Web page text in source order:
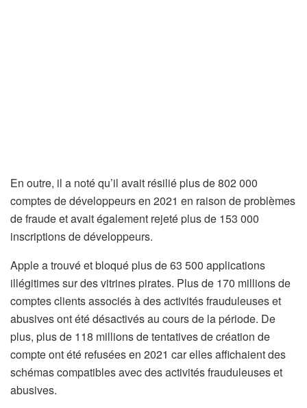
En outre, il a noté qu’il avait résilié plus de 802 000
comptes de développeurs en 2021 en raison de problèmes
de fraude et avait également rejeté plus de 153 000
inscriptions de développeurs.
Apple a trouvé et bloqué plus de 63 500 applications
illégitimes sur des vitrines pirates. Plus de 170 millions de
comptes clients associés à des activités frauduleuses et
abusives ont été désactivés au cours de la période. De
plus, plus de 118 millions de tentatives de création de
compte ont été refusées en 2021 car elles affichaient des
schémas compatibles avec des activités frauduleuses et
abusives.